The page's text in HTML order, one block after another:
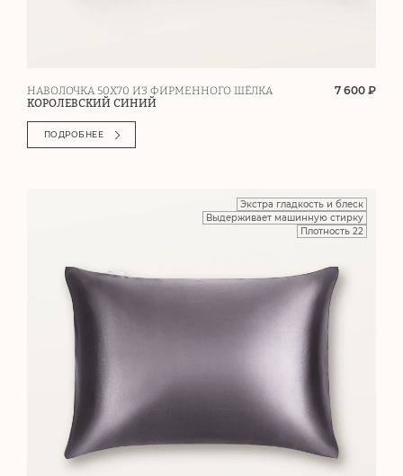
НАВОЛОЧКА 50Х70 ИЗ ФИРМЕННОГО ШЁЛКА
КОРОЛЕВСКИЙ СИНИЙ
7 600 ₽
ПОДРОБНЕЕ
Экстра гладкость и блеск
Выдерживает машинную стирку
Плотность 22